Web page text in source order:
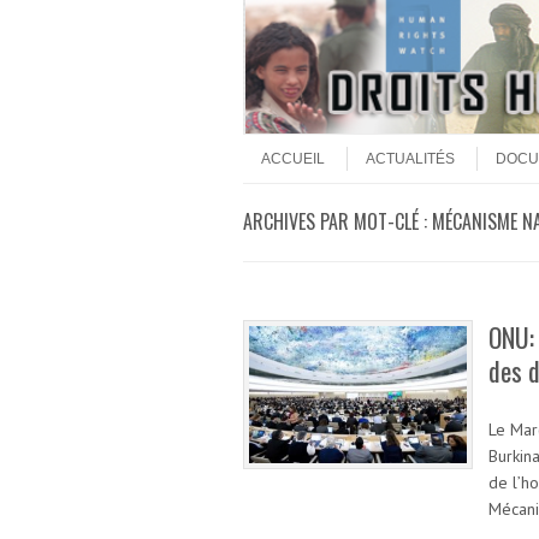
Menu
ACCUEIL
ACTUALITÉS
ARCHIVES PAR MOT-CLÉ : MÉCANISME
des
Le
de